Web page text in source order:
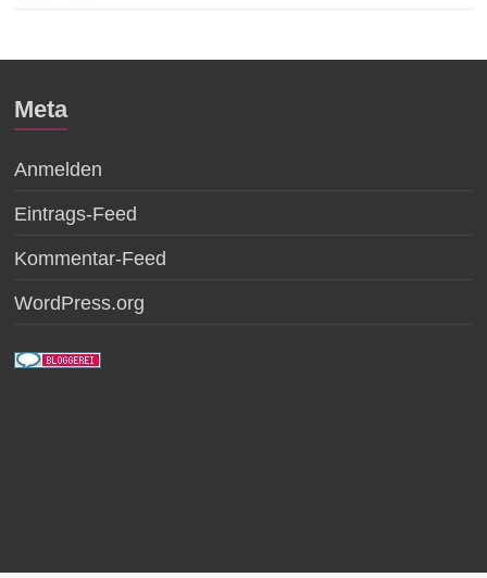
Meta
Anmelden
Eintrags-Feed
Kommentar-Feed
WordPress.org